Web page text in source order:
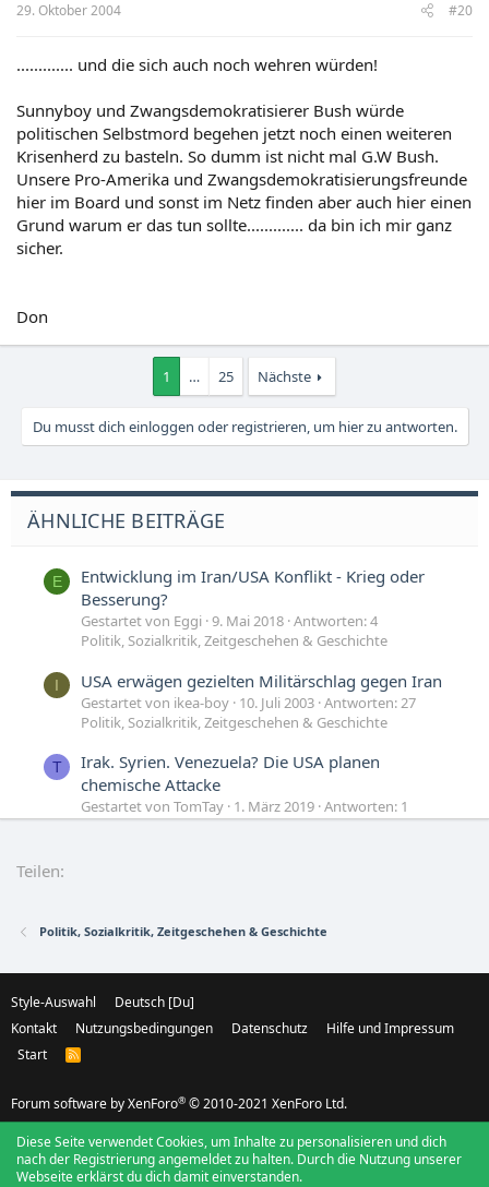
29. Oktober 2004 #20
............. und die sich auch noch wehren würden!
Sunnyboy und Zwangsdemokratisierer Bush würde
politischen Selbstmord begehen jetzt noch einen weiteren
Krisenherd zu basteln. So dumm ist nicht mal G.W Bush.
Unsere Pro-Amerika und Zwangsdemokratisierungsfreunde
hier im Board und sonst im Netz finden aber auch hier einen
Grund warum er das tun sollte............. da bin ich mir ganz
sicher.
Don
1 … 25 Nächste
Du musst dich einloggen oder registrieren, um hier zu antworten.
ÄHNLICHE BEITRÄGE
E
Entwicklung im Iran/USA Konflikt - Krieg oder
Besserung?
Gestartet von Eggi 9. Mai 2018 Antworten: 4
Politik, Sozialkritik, Zeitgeschehen & Geschichte
I USA erwägen gezielten Militärschlag gegen Iran
Gestartet von ikea-boy 10. Juli 2003 Antworten: 27
Politik, Sozialkritik, Zeitgeschehen & Geschichte
T
Irak. Syrien. Venezuela? Die USA planen
chemische Attacke
Gestartet von TomTay 1. März 2019 Antworten: 1
Politik, Sozialkritik, Zeitgeschehen & Geschichte
Teilen:
Politik, Sozialkritik, Zeitgeschehen & Geschichte
Style-Auswahl
Deutsch [Du]
Kontakt
Nutzungsbedingungen Datenschutz
Hilfe und Impressum
Start
R
S
Forum software by XenForo® © 2010-2021 XenForo Ltd.
Diese Seite verwendet Cookies, um Inhalte zu personalisieren und dich
nach der Registrierung angemeldet zu halten. Durch die Nutzung unserer
Webseite erklärst du dich damit einverstanden.